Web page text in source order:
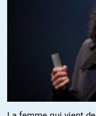
Tonton
« A cause de notre
permanente » :
La mission dont nous
droits de